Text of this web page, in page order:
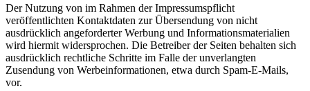
Der Nutzung von im Rahmen der Impressumspflicht
veröffentlichten Kontaktdaten zur Übersendung von nicht
ausdrücklich angeforderter Werbung und Informationsmaterialien
wird hiermit widersprochen. Die Betreiber der Seiten behalten sich
ausdrücklich rechtliche Schritte im Falle der unverlangten
Zusendung von Werbeinformationen, etwa durch Spam-E-Mails,
vor.